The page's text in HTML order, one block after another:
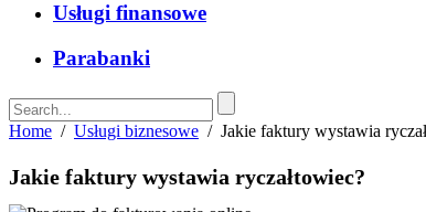
Usługi finansowe
Parabanki
Home / Usługi biznesowe / Jakie faktury wystawia
Jakie faktury wystawia ryczałtowiec?